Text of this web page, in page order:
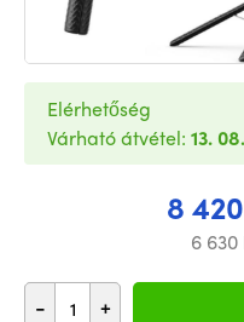
8
6
- +
Elérhetőség
Várható átvétel: 13. 08.